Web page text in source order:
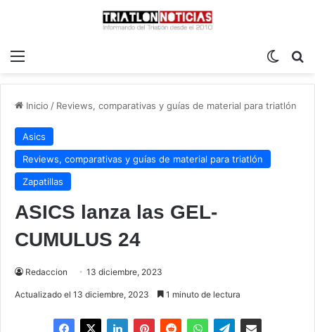
Inicio / Reviews, comparativas y guías de material para triatlón
Asics
Reviews, comparativas y guías de material para triatlón
Zapatillas
ASICS lanza las GEL-
CUMULUS 24
Redaccion 13 diciembre, 2023
Actualizado el 13 diciembre, 2023 1 minuto de lectura